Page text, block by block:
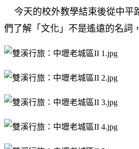
今天的校外教學結束後從中平
們了解「文化」不是遙遠的名詞